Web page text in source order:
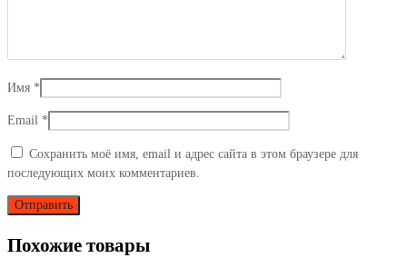
Имя *
Email *
Сохранить моё имя, email и адрес сайта в этом браузере для
последующих моих комментариев.
Похожие товары